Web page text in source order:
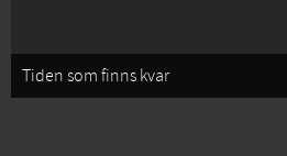
Tiden som finns kvar